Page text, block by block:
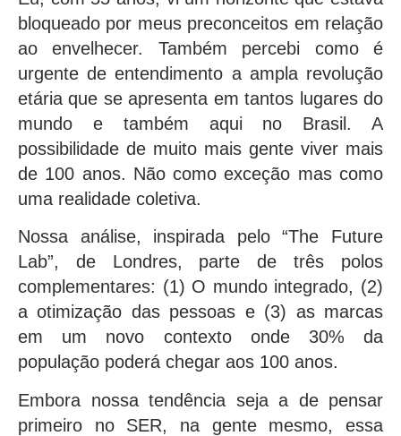
bloqueado por meus preconceitos em relação
ao envelhecer. Também percebi como é
urgente de entendimento a ampla revolução
etária que se apresenta em tantos lugares do
mundo e também aqui no Brasil. A
possibilidade de muito mais gente viver mais
de 100 anos. Não como exceção mas como
uma realidade coletiva.
Nossa análise, inspirada pelo “The Future
Lab”, de Londres, parte de três polos
complementares: (1) O mundo integrado, (2)
a otimização das pessoas e (3) as marcas
em um novo contexto onde 30% da
população poderá chegar aos 100 anos.
Embora nossa tendência seja a de pensar
primeiro no SER, na gente mesmo, essa